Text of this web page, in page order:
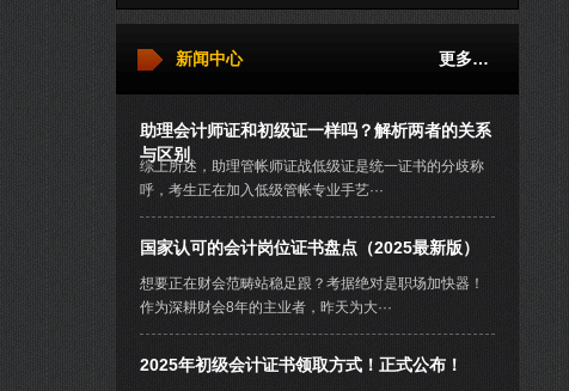
更多…
新闻中心
助理会计师证和初级证一样吗？解析两者的关系
与区别
综上所述，助理管帐师证战低级证是统一证书的分歧称
呼，考生正在加入低级管帐专业手艺···
国家认可的会计岗位证书盘点（2025最新版）
想要正在财会范畴站稳足跟？考据绝对是职场加快器！
作为深耕财会8年的主业者，昨天为大···
2025年初级会计证书领取方式！正式公布！